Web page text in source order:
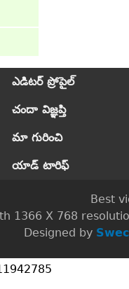
ఎడిటర్ ప్రోపైల్
చందా విజ్ఞప్తి
మా గురించి
యాడ్ టారిఫ్
with 1366 X 768
by